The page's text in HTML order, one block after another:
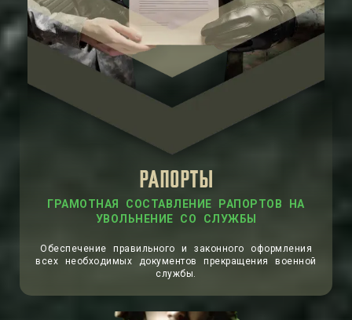
РАПОРТЫ
ГРАМОТНАЯ СОСТАВЛЕНИЕ РАПОРТОВ НА
УВОЛЬНЕНИЕ СО СЛУЖБЫ
Обеспечение правильного и законного оформления
всех необходимых документов прекращения военной
службы.